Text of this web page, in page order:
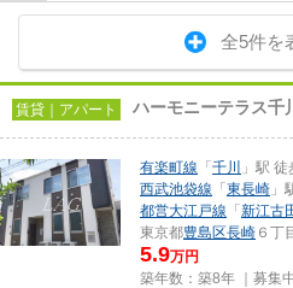
全5件を
賃貸｜アパート ハーモニーテラス千川
有楽町線 「 千川
」駅
西武池袋線 「 東長崎 」
都営大江戸線 「 新江古
東京都豊島区長崎 ６丁
5.9万円
築年数：築8年 ｜募集